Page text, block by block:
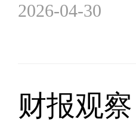
2026-04-30
财报观